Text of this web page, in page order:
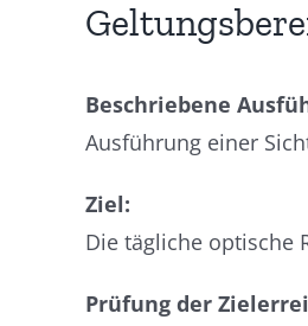
Beschriebene
Ausführung einer
Ziel:
Die tägliche optische
Prüfung der